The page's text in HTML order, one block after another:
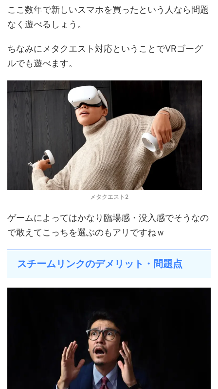
ここ数年で新しいスマホを買ったという人なら問題
なく遊べるしょう。
ちなみにメタクエスト対応ということでVRゴーグ
ルでも遊べます。
メタクエスト2
ゲームによってはかなり臨場感・没入感でそうなの
で敢えてこっちを選ぶのもアリですねｗ
スチームリンクのデメリット・問題点